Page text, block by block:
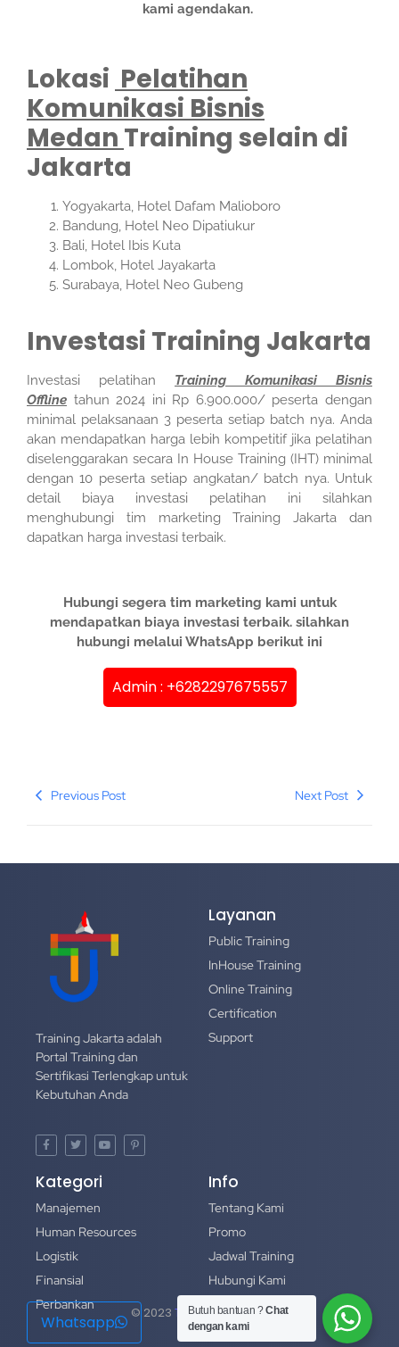
kami agendakan.
Lokasi Pelatihan
Komunikasi Bisnis
Medan Training selain di
Jakarta
Yogyakarta, Hotel Dafam Malioboro
Bandung, Hotel Neo Dipatiukur
Bali, Hotel Ibis Kuta
Lombok, Hotel Jayakarta
Surabaya, Hotel Neo Gubeng
Investasi Training Jakarta
Investasi pelatihan Training Komunikasi Bisnis
Offline tahun 2024 ini Rp 6.900.000/ peserta dengan
minimal pelaksanaan 3 peserta setiap batch nya. Anda
akan mendapatkan harga lebih kompetitif jika pelatihan
diselenggarakan secara In House Training (IHT) minimal
dengan 10 peserta setiap angkatan/ batch nya. Untuk
detail biaya investasi pelatihan ini silahkan
menghubungi tim marketing Training Jakarta dan
dapatkan harga investasi terbaik.
Hubungi segera tim marketing kami untuk
mendapatkan biaya investasi terbaik. silahkan
hubungi melalui WhatsApp berikut ini
Admin : +6282297675557
Previous Post Next Post
Training Jakarta adalah
Portal Training dan
Sertifikasi Terlengkap untuk
Kebutuhan Anda
Layanan
Public Training
InHouse Training
Online Training
Certification
Support
Kategori
Manajemen
Human Resources
Logistik
Finansial
Perbankan
Info
Tentang Kami
Promo
Jadwal Training
Hubungi Kami
Portofolio
© 2023 Training Jakarta
Whatsapp
Butuh bantuan ?Chat
dengan kami